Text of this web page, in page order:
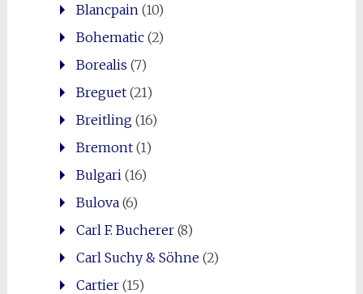
Blancpain (10)
Bohematic(2)
Borealis (7)
Breguet(21)
Breitling(16)
Bremont(1)
Bulgari (16)
Bulova(6)
Carl F. Bucherer(8)
Carl Suchy & Söhne(2)
Cartier(15)